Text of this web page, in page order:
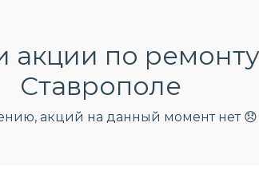
по
Ставрополе
акций на данный момент нет 😞